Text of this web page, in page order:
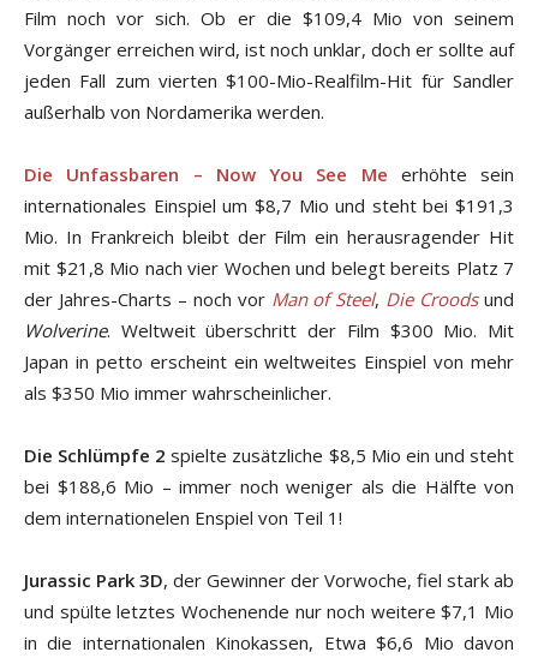
Film noch vor sich. Ob er die $109,4 Mio von seinem
Vorgänger erreichen wird, ist noch unklar, doch er sollte auf
jeden Fall zum vierten $100-Mio-Realfilm-Hit für Sandler
außerhalb von Nordamerika werden.
Die Unfassbaren – Now You See Me erhöhte sein
internationales Einspiel um $8,7 Mio und steht bei $191,3
Mio. In Frankreich bleibt der Film ein herausragender Hit
mit $21,8 Mio nach vier Wochen und belegt bereits Platz 7
der Jahres-Charts – noch vor Man of Steel, Die Croodsund
Wolverine. Weltweit überschritt der Film $300 Mio. Mit
Japan in petto erscheint ein weltweites Einspiel von mehr
als $350 Mio immer wahrscheinlicher.
Die Schlümpfe 2 spielte zusätzliche $8,5 Mio ein und steht
bei $188,6 Mio – immer noch weniger als die Hälfte von
dem internationelen Enspiel von Teil 1!
Jurassic Park 3D, der Gewinner der Vorwoche, fiel stark ab
und spülte letztes Wochenende nur noch weitere $7,1 Mio
in die internationalen Kinokassen, Etwa $6,6 Mio davon